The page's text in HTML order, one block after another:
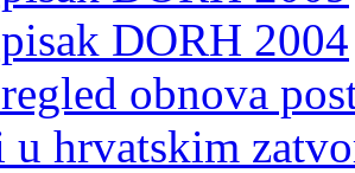
DORH 2004
obnova
u hrvatskim